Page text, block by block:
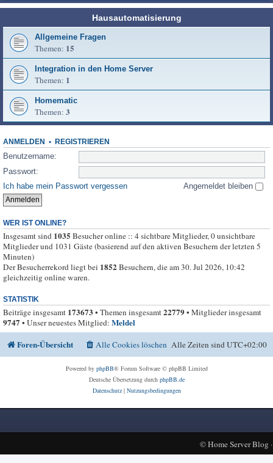
Hausautomatisierung
Allgemeine Fragen
Themen: 15
Integration in den Home Server
Themen: 1
Homematic
Themen: 3
ANMELDEN • REGISTRIEREN
Benutzername:
Passwort:
Ich habe mein Passwort vergessen
Angemeldet bleiben
WER IST ONLINE?
Insgesamt sind 1035 Besucher online :: 4 sichtbare Mitglieder, 0 unsichtbare
Mitglieder und 1031 Gäste (basierend auf den aktiven Besuchern der letzten 5
Minuten)
Der Besucherrekord liegt bei 1852Besuchern, die am 30. Jul 2026, 10:42
gleichzeitig online waren.
STATISTIK
Beiträge insgesamt 173673 • Themen insgesamt22779• Mitglieder insgesamt
9747• Unser neuestes Mitglied: Meldel
Foren-Übersicht
Alle Zeiten sindUTC+02:00
Alle Cookies löschen
Powered by phpBB® Forum Software © phpBB Limited
Deutsche Übersetzung durch phpBB.de
Datenschutz| Nutzungsbedingungen
©Home Server Blog